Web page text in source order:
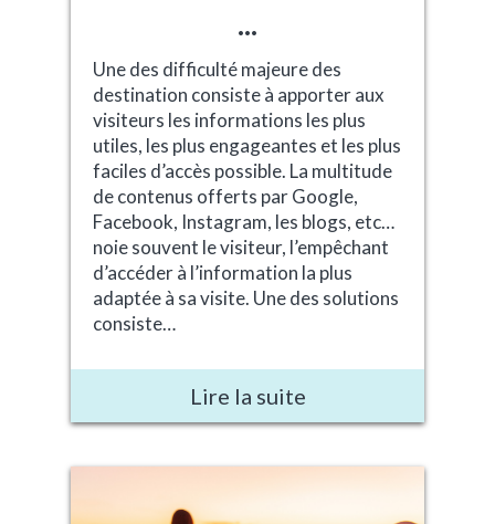
...
Une des difficulté majeure des
destination consiste à apporter aux
visiteurs les informations les plus
utiles, les plus engageantes et les plus
faciles d’accès possible. La multitude
de contenus offerts par Google,
Facebook, Instagram, les blogs, etc…
noie souvent le visiteur, l’empêchant
d’accéder à l’information la plus
adaptée à sa visite. Une des solutions
consiste…
Lire la suite